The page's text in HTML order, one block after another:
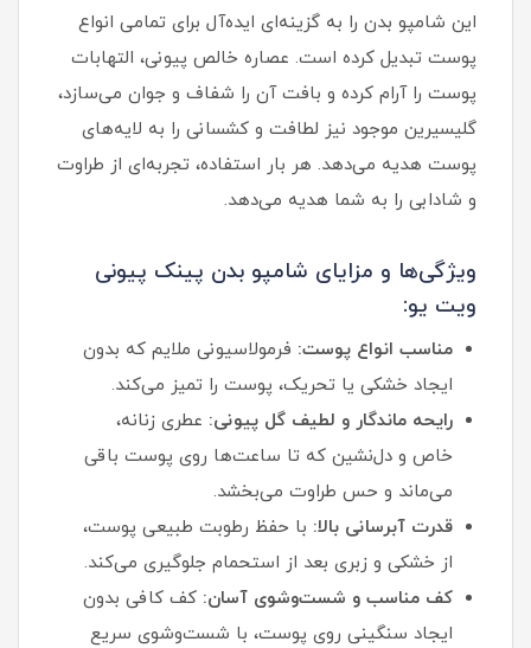
این شامپو بدن را به گزینه‌ای ایده‌آل برای تمامی انواع
پوست تبدیل کرده است. عصاره خالص پیونی، التهابات
پوست را آرام کرده و بافت آن را شفاف و جوان می‌سازد،
گلیسیرین موجود نیز لطافت و کشسانی را به لایه‌های
پوست هدیه می‌دهد. هر بار استفاده، تجربه‌ای از طراوت
و شادابی را به شما هدیه می‌دهد.
ویژگی‌ها و مزایای شامپو بدن پینک پیونی
ویت یو:
مناسب انواع پوست: فرمولاسیونی ملایم که بدون
ایجاد خشکی یا تحریک، پوست را تمیز می‌کند.
رایحه ماندگار و لطیف گل پیونی: عطری زنانه،
خاص و دل‌نشین که تا ساعت‌ها روی پوست باقی
می‌ماند و حس طراوت می‌بخشد.
قدرت آبرسانی بالا: با حفظ رطوبت طبیعی پوست،
از خشکی و زبری بعد از استحمام جلوگیری می‌کند.
کف مناسب و شست‌وشوی آسان: کف کافی بدون
ایجاد سنگینی روی پوست، با شست‌وشوی سریع